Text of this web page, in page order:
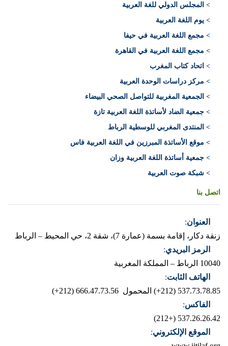
> المجلس الدولي للغة العربية
> يوم اللغة العربية
> مجمع اللغة العربية في حيفا
> مجمع اللغة العربية في القاهرة
> اتحاد كتاب المغرب
> مركز دراسات الوحدة العربية
> الجمعية المغربية للتواصل الصحي البيضاء
> جمعية الضاد لأساتذة اللغة العربية تازة
> المنتدى المغربي للوسطية الرباط
> موقع الأساتذة المبرزين في اللغة العربية فاس
> جمعية أساتذة اللغة العربية وزان
> شبكة صوت العربية
اتصل بنا
العنوان:
زنقة دكار، إقامة بسمة (عمارة 7)، شقة 2، حي المحيط – الرباط
الرمز البريدي:
10040 الرباط – المملكة المغربية
الهاتف الثابت:
537.73.78.85 (212+)
المحمول 666.47.73.56 (212+)
الفاكس:
537.26.26.42 (+212)
الموقع الإلكتروني: